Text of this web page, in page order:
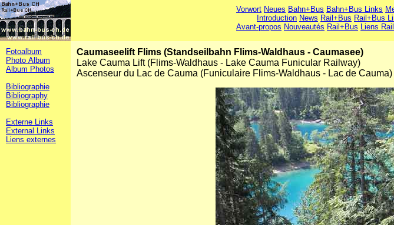
Vorwort Neues Bahn+Bus Bahn+Bus Links
Introduction News Rail+Bus Rail+Bus
Avant-propos Nouveautés Rail+Bus Liens
Fotoalbum
Photo Album
Album Photos
Bibliographie
Bibliography
Bibliographie
Externe Links
External Links
Liens externes
Caumaseelift Flims (Standseilbahn Flims-Waldhaus - Caumasee)
Lake Cauma Lift (Flims-Waldhaus - Lake Cauma Funicular Railway)
Ascenseur du Lac de Cauma (Funiculaire Flims-Waldhaus - Lac de Cauma)